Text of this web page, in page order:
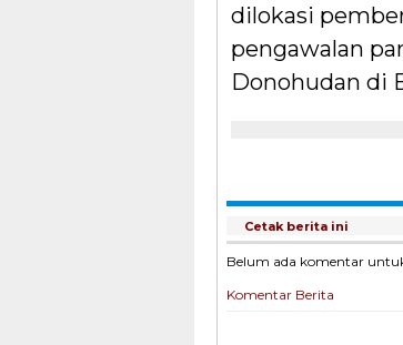
dilokasi
pengawalan
Donohudan di
Cetak berita ini
Belum ada komentar
Komentar Berita